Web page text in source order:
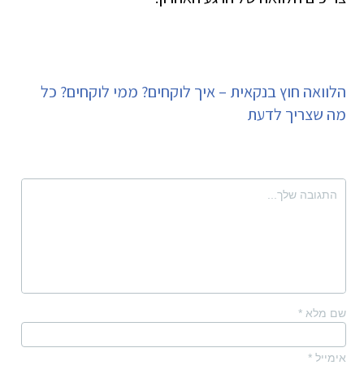
הלוואה חוץ בנקאית – איך לוקחים? ממי לוקחים? כל
מה שצריך לדעת
שם מלא *
אימייל *